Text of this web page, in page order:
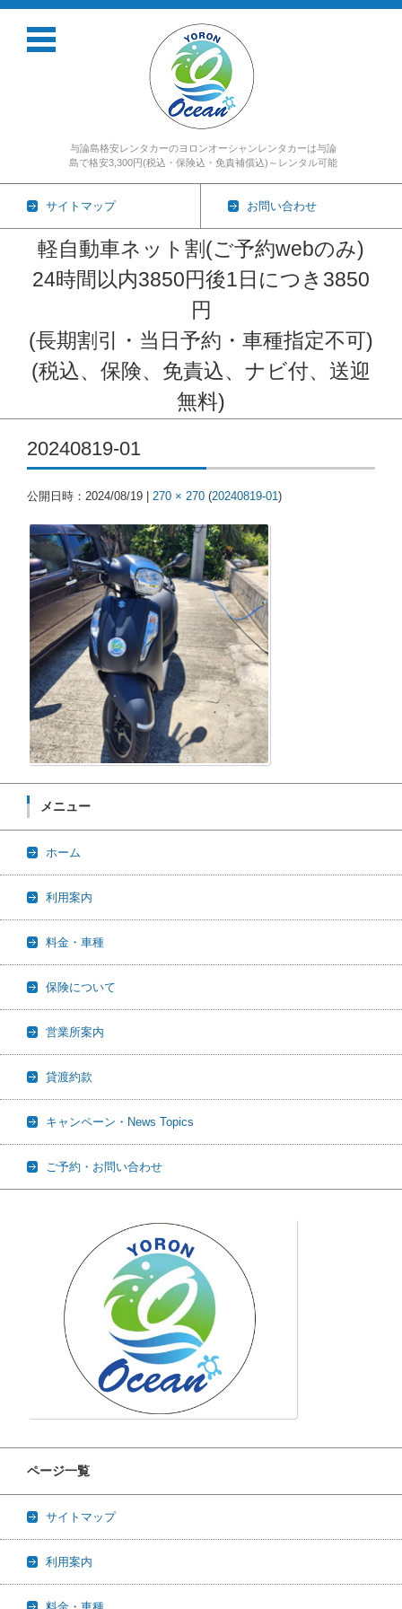
与論島格安レンタカーのヨロンオーシャンレンタカーは与論
島で格安3,300円(税込・保険込・免責補償込)～レンタル可能
サイトマップ お問い合わせ
軽自動車ネット割(ご予約webのみ)
24時間以内3850円後1日につき3850
円
(長期割引・当日予約・車種指定不可)
(税込、保険、免責込、ナビ付、送迎
無料)
コンテンツに移動
20240819-01
公開日時： 2024/08/19 270 × 270 (20240819-01)
メニュー
ホーム
利用案内
料金・車種
保険について
営業所案内
貸渡約款
キャンペーン・News Topics
ご予約・お問い合わせ
ページ一覧
サイトマップ
利用案内